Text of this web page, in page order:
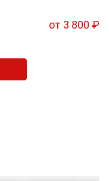
от 3 800 ₽